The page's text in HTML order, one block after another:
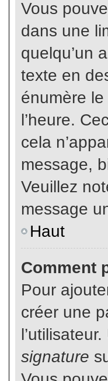
Vous
dans une
quelqu’un
texte en
énumère
l’heure.
cela
message,
Veuillez
message
Haut
Comment
Pour
créer une
signature